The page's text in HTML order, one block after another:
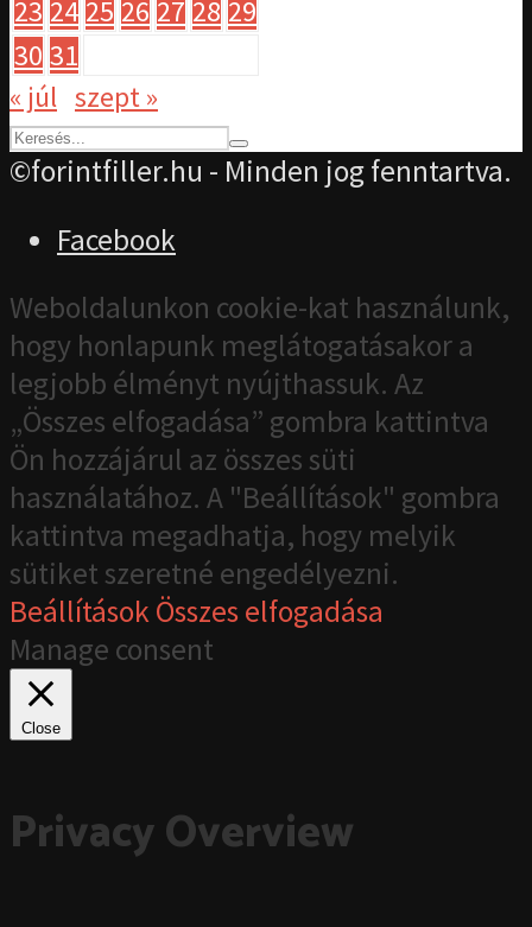
23 24 25 26 27 28 29
30 31
« júl szept »
©forintfiller.hu - Minden jog fenntartva.
Facebook
Weboldalunkon cookie-kat használunk,
hogy honlapunk meglátogatásakor a
legjobb élményt nyújthassuk. Az
„Összes elfogadása” gombra kattintva
Ön hozzájárul az összes süti
használatához. A "Beállítások" gombra
kattintva megadhatja, hogy melyik
sütiket szeretné engedélyezni.
BeállításokÖsszes elfogadása
Manage consent
Close
Privacy Overview